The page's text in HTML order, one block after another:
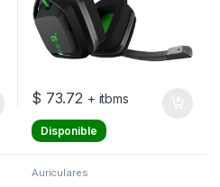
$ 73.72 + itbms
Disponible
Auriculares